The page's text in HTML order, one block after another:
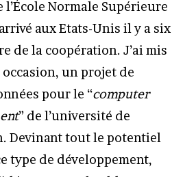
l’École Normale Supérieure
aux Etats-Unis il y a six
de la coopération. J’ai mis
occasion, un projet de
pour le “computer
” de l’université de
Devinant tout le potentiel
type de développement,